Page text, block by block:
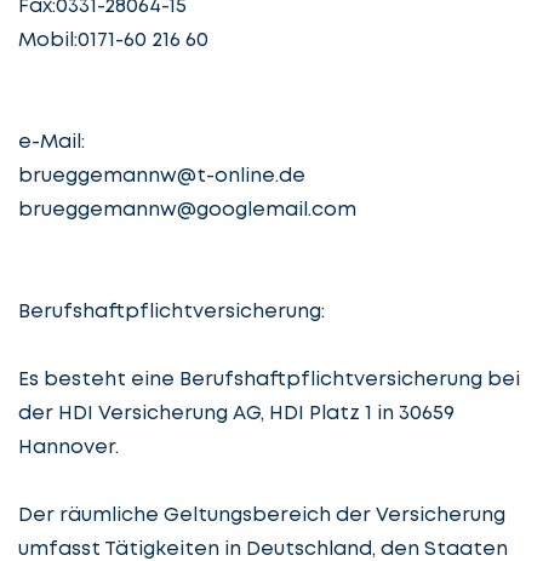
Fax:0331-28064-15
Mobil:0171-60 216 60
e-Mail:
brueggemannw@t-online.de
brueggemannw@googlemail.com
Berufshaftpflichtversicherung:
Es besteht eine Berufshaftpflichtversicherung bei
der HDI Versicherung AG, HDI Platz 1 in 30659
Hannover.
Der räumliche Geltungsbereich der Versicherung
umfasst Tätigkeiten in Deutschland, den Staaten
uns